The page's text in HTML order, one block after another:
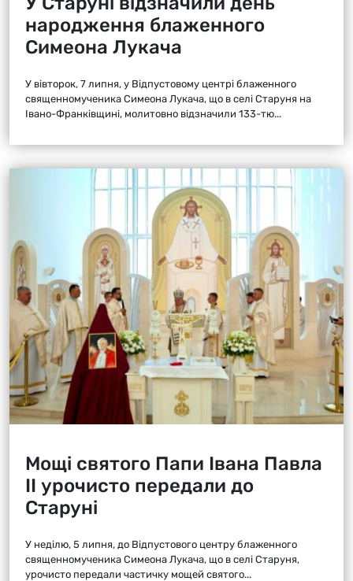
народження блаженного
Симеона Лукача
У вівторок, 7 липня, у Відпустовому центрі блаженного
священномученика Симеона Лукача, що в селі Старуня на
Івано-Франківщині, молитовно відзначили 133-тю...
Мощі святого Папи Івана Павла
ІІ урочисто передали до
Старуні
У неділю, 5 липня, до Відпустового центру блаженного
священномученика Симеона Лукача, що в селі Старуня,
урочисто передали частичку мощей святого...